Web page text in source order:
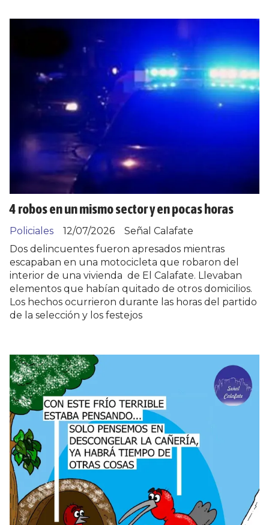
4 robos en un mismo sector y en pocas horas
Señal Calafate
Policiales
12/07/2026
Dos delincuentes fueron apresados mientras
escapaban en una motocicleta que robaron del
interior de una vivienda de El Calafate. Llevaban
elementos que habían quitado de otros domicilios.
Los hechos ocurrieron durante las horas del partido
de la selección y los festejos